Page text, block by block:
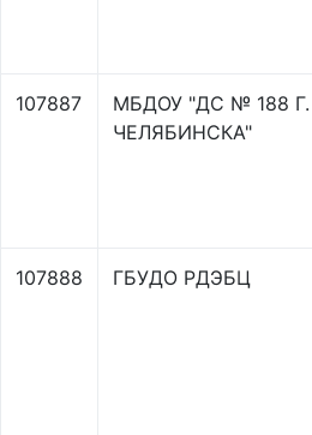
107887
МБДОУ "ДС № 188 Г.
ЧЕЛЯБИНСКА"
107888 ГБУДО РДЭБЦ